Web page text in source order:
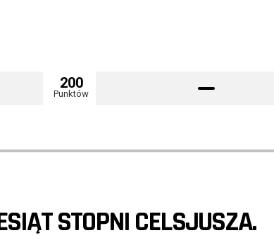
200
Punktów
STOPNI CELSJUSZA.